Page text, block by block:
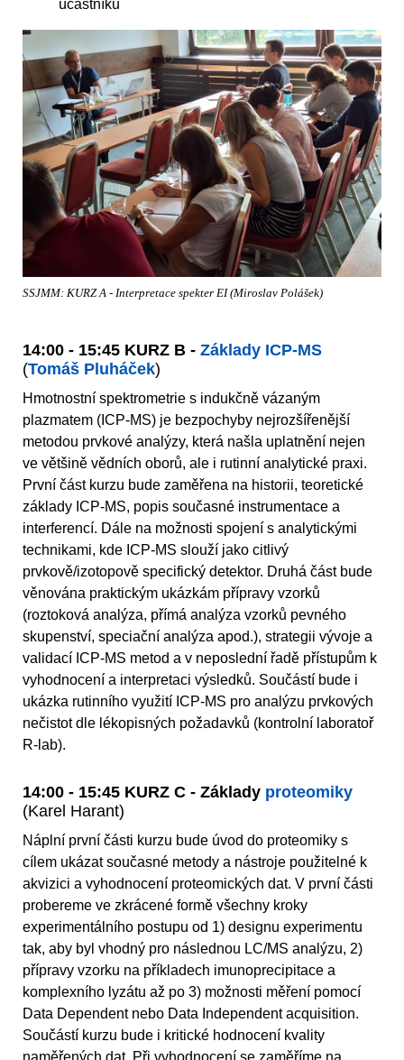
účastníků
SSJMM: KURZ A - Interpretace spekter EI (Miroslav Polášek)
14:00 - 15:45 KURZ B - Základy ICP-MS
(Tomáš Pluháček)
Hmotnostní spektrometrie s indukčně vázaným
plazmatem (ICP-MS) je bezpochyby nejrozšířenější
metodou prvkové analýzy, která našla uplatnění nejen
ve většině vědních oborů, ale i rutinní analytické praxi.
První část kurzu bude zaměřena na historii, teoretické
základy ICP-MS, popis současné instrumentace a
interferencí. Dále na možnosti spojení s analytickými
technikami, kde ICP-MS slouží jako citlivý
prvkově/izotopově specifický detektor. Druhá část bude
věnována praktickým ukázkám přípravy vzorků
(roztoková analýza, přímá analýza vzorků pevného
skupenství, speciační analýza apod.), strategii vývoje a
validací ICP-MS metod a v neposlední řadě přístupům k
vyhodnocení a interpretaci výsledků. Součástí bude i
ukázka rutinního využití ICP-MS pro analýzu prvkových
nečistot dle lékopisných požadavků (kontrolní laboratoř
R-lab).
14:00 - 15:45 KURZ C - Základy proteomiky
(Karel Harant)
Náplní první části kurzu bude úvod do proteomiky s
cílem ukázat současné metody a nástroje použitelné k
akvizici a vyhodnocení proteomických dat. V první části
probereme ve zkrácené formě všechny kroky
experimentálního postupu od 1) designu experimentu
tak, aby byl vhodný pro následnou LC/MS analýzu, 2)
přípravy vzorku na příkladech imunoprecipitace a
komplexního lyzátu až po 3) možnosti měření pomocí
Data Dependent nebo Data Independent acquisition.
Součástí kurzu bude i kritické hodnocení kvality